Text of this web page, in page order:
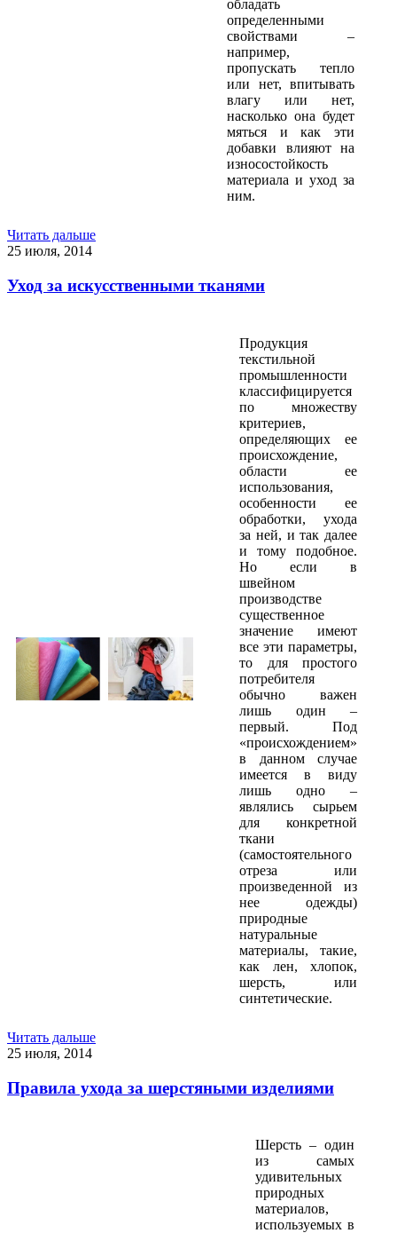
обладать
определенными
свойствами –
например,
пропускать тепло
или нет, впитывать
влагу или нет,
насколько она будет
мяться и как эти
добавки влияют на
износостойкость
материала и уход за
ним.
Читать дальше
25 июля, 2014
Уход за искусственными тканями
Продукция
текстильной
промышленности
классифицируется
по множеству
критериев,
определяющих ее
происхождение,
области ее
использования,
особенности ее
обработки, ухода
за ней, и так далее
и тому подобное.
Но если в
швейном
производстве
существенное
значение имеют
все эти параметры,
то для простого
потребителя
обычно важен
лишь один –
первый. Под
«происхождением»
в данном случае
имеется в виду
лишь одно –
являлись сырьем
для конкретной
ткани
(самостоятельного
отреза или
произведенной из
нее одежды)
природные
натуральные
материалы, такие,
как лен, хлопок,
шерсть, или
синтетические.
Читать дальше
25 июля, 2014
Правила ухода за шерстяными изделиями
Шерсть – один
из самых
удивительных
природных
материалов,
используемых в